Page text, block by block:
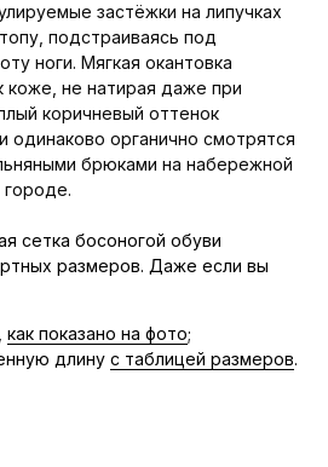
застёжки на липучках
подстраиваясь под
ноги. Мягкая окантовка
коже, не натирая даже при
коричневый оттенок
одинаково органично смотрятся
брюками на набережной
сетка босоногой обуви
размеров. Даже если вы
как показано на фото;
длину с таблицей размеров.